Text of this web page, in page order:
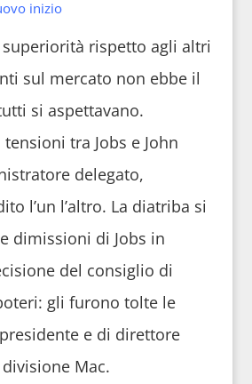
inizio
rispetto agli altri
sul mercato non ebbe il
si aspettavano.
tra Jobs e John
delegato,
l’un l’altro. La diatriba si
dimissioni di Jobs in
del consiglio di
gli furono tolte le
e di direttore
Mac.